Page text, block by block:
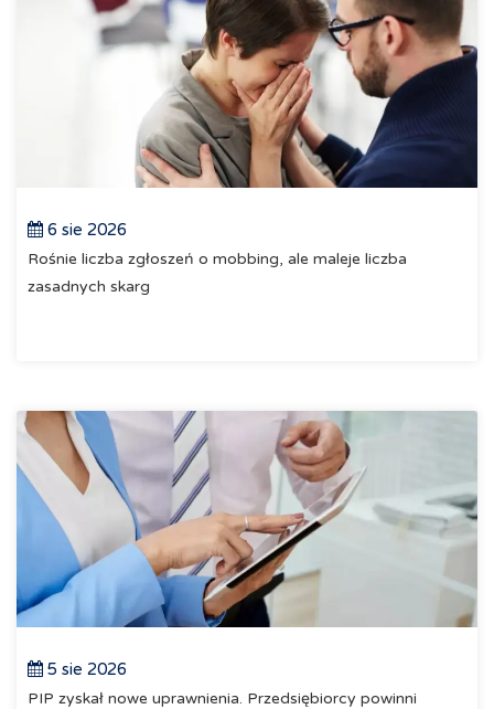
6 sie 2026
Rośnie liczba zgłoszeń o mobbing, ale maleje liczba
zasadnych skarg
5 sie 2026
PIP zyskał nowe uprawnienia. Przedsiębiorcy powinni